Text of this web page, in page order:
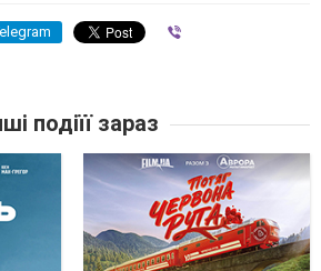
подіїї зараз